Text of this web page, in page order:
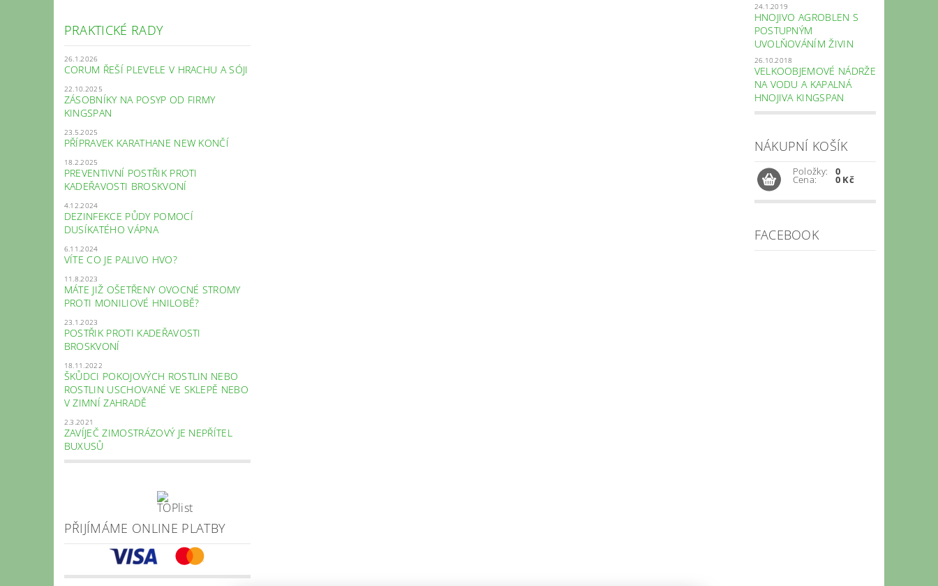
PRAKTICKÉ RADY
26.1.2026
CORUM ŘEŠÍ PLEVELE V HRACHU A SÓJI
22.10.2025
ZÁSOBNÍKY NA POSYP OD FIRMY
KINGSPAN
23.5.2025
PŘÍPRAVEK KARATHANE NEW KONČÍ
18.2.2025
PREVENTIVNÍ POSTŘIK PROTI
KADEŘAVOSTI BROSKVONÍ
4.12.2024
DEZINFEKCE PŮDY POMOCÍ
DUSÍKATÉHO VÁPNA
6.11.2024
VÍTE CO JE PALIVO HVO?
11.8.2023
MÁTE JIŽ OŠETŘENY OVOCNÉ STROMY
PROTI MONILIOVÉ HNILOBĚ?
23.1.2023
POSTŘIK PROTI KADEŘAVOSTI
BROSKVONÍ
18.11.2022
ŠKŮDCI POKOJOVÝCH ROSTLIN NEBO
ROSTLIN USCHOVANÉ VE SKLEPĚ NEBO
V ZIMNÍ ZAHRADĚ
2.3.2021
ZAVÍJEČ ZIMOSTRÁZOVÝ JE NEPŘÍTEL
BUXUSŮ
PŘIJÍMÁME ONLINE PLATBY
24.1.2019
HNOJIVO AGROBLEN S
POSTUPNÝM
UVOLŇOVÁNÍM ŽIVIN
26.10.2018
VELKOOBJEMOVÉ NÁDRŽE
NA VODU A KAPALNÁ
HNOJIVA KINGSPAN
NÁKUPNÍ KOŠÍK
Položky:
Cena:
0
0 Kč
FACEBOOK